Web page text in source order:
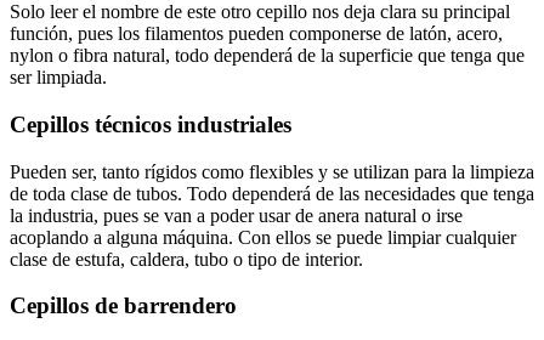
Solo leer el nombre de este otro cepillo nos deja clara su principal
función, pues los filamentos pueden componerse de latón, acero,
nylon o fibra natural, todo dependerá de la superficie que tenga que
ser limpiada.
Cepillos técnicos industriales
Pueden ser, tanto rígidos como flexibles y se utilizan para la limpieza
de toda clase de tubos. Todo dependerá de las necesidades que tenga
la industria, pues se van a poder usar de anera natural o irse
acoplando a alguna máquina. Con ellos se puede limpiar cualquier
clase de estufa, caldera, tubo o tipo de interior.
Cepillos de barrendero